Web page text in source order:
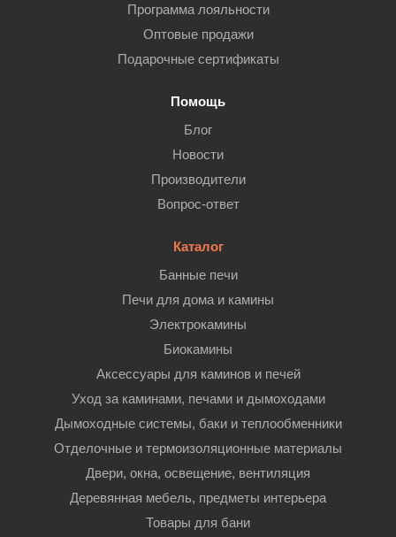
Программа лояльности
Оптовые продажи
Подарочные сертификаты
Помощь
Блог
Новости
Производители
Вопрос-ответ
Каталог
Банные печи
Печи для дома и камины
Электрокамины
Биокамины
Аксессуары для каминов и печей
Уход за каминами, печами и дымоходами
Дымоходные системы, баки и теплообменники
Отделочные и термоизоляционные материалы
Двери, окна, освещение, вентиляция
Деревянная мебель, предметы интерьера
Товары для бани